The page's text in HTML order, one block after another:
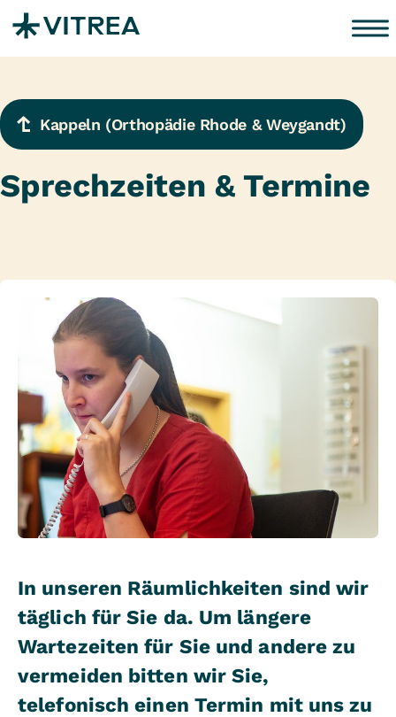
Zum Inhalt springen
Kappeln (Orthopädie Rhode & Weygandt)
Sprechzeiten & Termine
In unseren Räumlichkeiten sind wir
täglich für Sie da. Um längere
Wartezeiten für Sie und andere zu
vermeiden bitten wir Sie,
telefonisch einen Termin mit uns zu